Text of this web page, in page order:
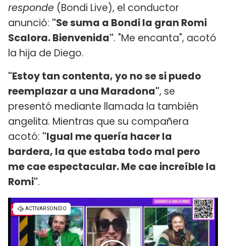
responde (Bondi Live), el conductor
anunció: "Se suma a Bondi la gran Romi
Scalora. Bienvenida". "Me encanta", acotó
la hija de Diego.
"Estoy tan contenta, yo no se si puedo
reemplazar a una Maradona", se
presentó mediante llamada la también
angelita. Mientras que su compañera
acotó: "Igual me quería hacer la
bardera, la que estaba todo mal pero
me cae espectacular. Me cae increíble la
Romi".